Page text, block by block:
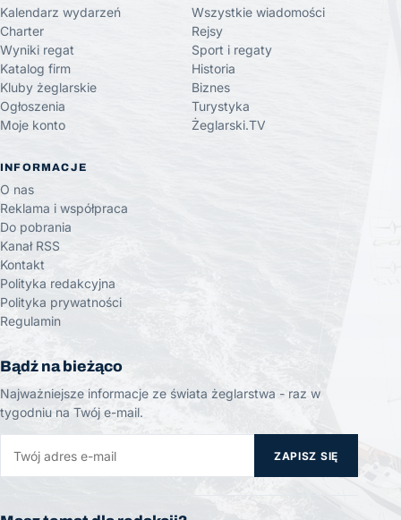
Kalendarz wydarzeń
Charter
Wyniki regat
Katalog firm
Kluby żeglarskie
Ogłoszenia
Moje konto
Wszystkie wiadomości
Rejsy
Sport i regaty
Historia
Biznes
Turystyka
Żeglarski.TV
INFORMACJE
O nas
Reklama i współpraca
Do pobrania
Kanał RSS
Kontakt
Polityka redakcyjna
Polityka prywatności
Regulamin
Bądź na bieżąco
Najważniejsze informacje ze świata żeglarstwa - raz w
tygodniu na Twój e-mail.
ZAPISZ SIĘ